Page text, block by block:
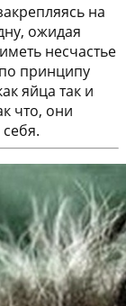
на
ожидая
несчастье
принципу
яйца так и
что, они